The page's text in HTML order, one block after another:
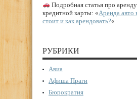
Подробная статья про
кредитной карты: «Аренда авто
стоит и как арендовать?«
РУБРИКИ
Авиа
Афиша Праги
Бюрократия